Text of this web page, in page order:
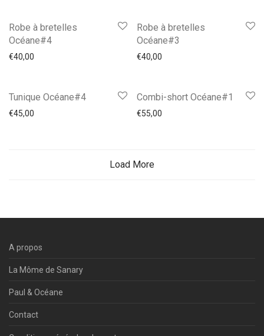
Robe à bretelles
Océane#4
€40,00
Robe à bretelles
Océane#3
€40,00
Tunique Océane#4
€45,00
Combi-short Océane#1
€55,00
Load More
A propos
La Môme de Sanary
Paul & Océane
Contact